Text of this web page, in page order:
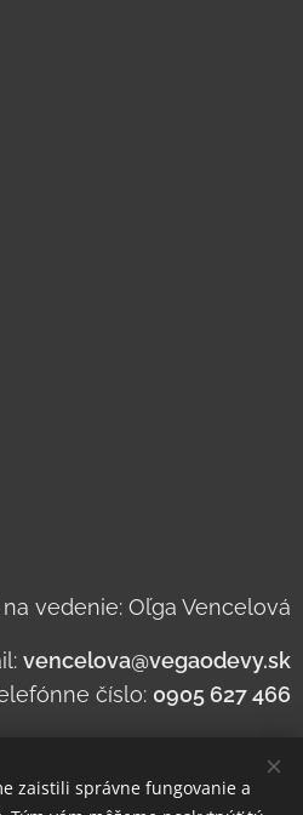
vedenie: Oľga Vencelová
vencelova@vegaodevy.sk
číslo: 0905 627 466
zaistili správne fungovanie a